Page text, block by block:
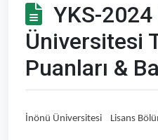
YKS-
Üniversitesi
Puanları &
İnönü Üniversitesi Lisans